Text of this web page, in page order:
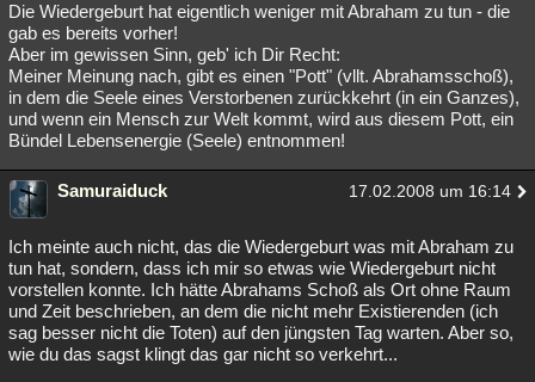
Die Wiedergeburt hat eigentlich weniger mit Abraham zu tun - die
gab es bereits vorher!
Aber im gewissen Sinn, geb' ich Dir Recht:
Meiner Meinung nach, gibt es einen "Pott" (vllt. Abrahamsschoß),
in dem die Seele eines Verstorbenen zurückkehrt (in ein Ganzes),
und wenn ein Mensch zur Welt kommt, wird aus diesem Pott, ein
Bündel Lebensenergie (Seele) entnommen!
Samuraiduck 17.02.2008 um 16:14
Ich meinte auch nicht, das die Wiedergeburt was mit Abraham zu
tun hat, sondern, dass ich mir so etwas wie Wiedergeburt nicht
vorstellen konnte. Ich hätte Abrahams Schoß als Ort ohne Raum
und Zeit beschrieben, an dem die nicht mehr Existierenden (ich
sag besser nicht die Toten) auf den jüngsten Tag warten. Aber so,
wie du das sagst klingt das gar nicht so verkehrt...